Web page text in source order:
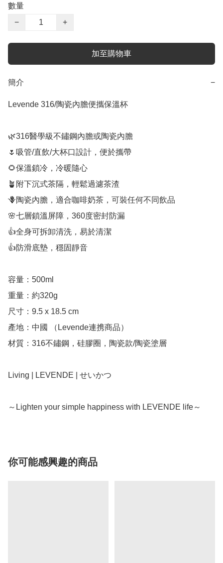
數量
−
+
加至購物車
簡介 −
Levende 316/陶瓷內膽便攜保溫杯
🌿316醫學級不鏽鋼內膽或陶瓷內膽
🌷吸管/直飲/大杯口設計，便於攜帶
🌻保溫鎖冷，冷暖隨心
🪴附下沉式茶隔，輕鬆過濾茶渣
🪻陶瓷內膽，適合咖啡奶茶，可裝任何不同飲品
🌸七層鎖溫屏障，360度密封防漏
👍全身可拆卸清洗，易於清潔
👍防滑底墊，穩固靜音
容量：500ml
重量：約320g
尺寸：9.5 x 18.5 cm
產地：中國 （Levende連携商品）
材質：316不鏽鋼，硅膠圈，陶瓷款/陶瓷塗層
Living | LEVENDE | せいかつ
～Lighten your simple happiness with LEVENDE life～
你可能感興趣的商品